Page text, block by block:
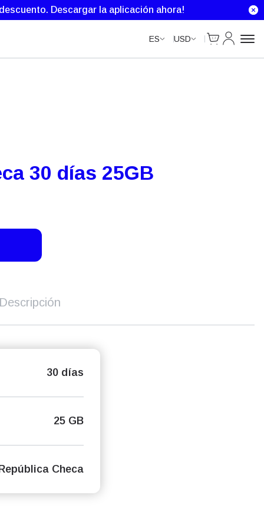
Descargar la aplicación ahora!
ES USD
Cart
Mi Cuenta
30 días 25GB
30 días
25 GB
Checa